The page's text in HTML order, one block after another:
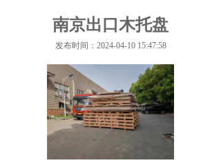
南京出口木托盘
发布时间：2024-04-10 15:47:58